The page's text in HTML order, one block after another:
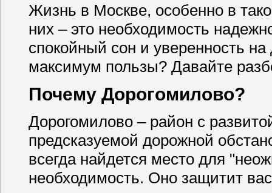
Жизнь в Москве, особенно в
них – это необходимость
спокойный сон и уверенность
максимум пользы? Давайте
Почему Дорогомилово?
Дорогомилово – район с
предсказуемой дорожной
всегда найдется место для
необходимость. Оно защитит